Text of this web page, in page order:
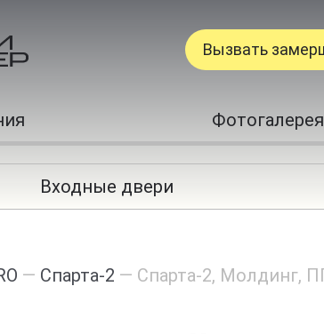
Вызвать
Фотогалерея
Входные двери
— Спарта-2 — Спарта-2, Молдинг,